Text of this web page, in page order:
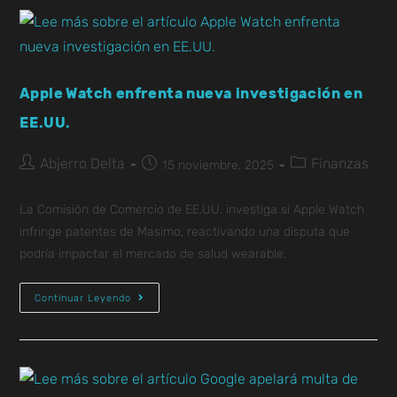
Apple Watch enfrenta nueva investigación en
EE.UU.
Abjerro Delta 15 noviembre, 2025 Finanzas
La Comisión de Comercio de EE.UU. investiga si Apple Watch
infringe patentes de Masimo, reactivando una disputa que
podría impactar el mercado de salud wearable.
Continuar Leyendo